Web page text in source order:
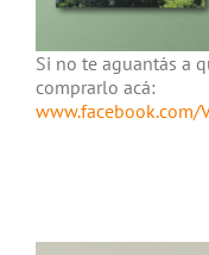
Si no te aguantás a
comprarlo acá:
www.facebook.com/